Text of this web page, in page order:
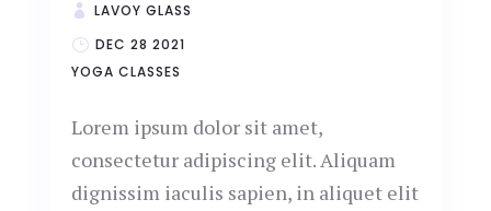
LAVOY GLASS
DEC 28 2021
YOGA CLASSES
Lorem ipsum dolor sit amet,
consectetur adipiscing elit. Aliquam
dignissim iaculis sapien, in aliquet elit